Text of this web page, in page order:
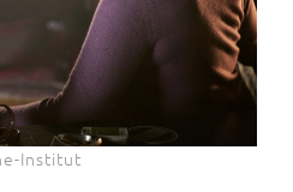
Institut